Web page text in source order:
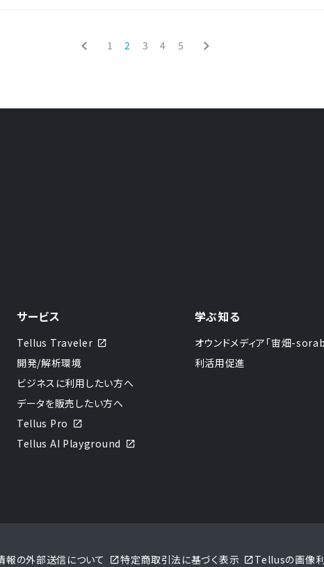
1 2 3 4 5
サービス
Tellus Traveler
開発/解析環境
ビジネスに利用したい方へ
データを販売したい方へ
Tellus Pro
Tellus AI Playground
学ぶ知る
オウンドメディア「宙畑-
利活用促進
報の外部送信について 特定商取引法に基づく表示 Tellusの画像